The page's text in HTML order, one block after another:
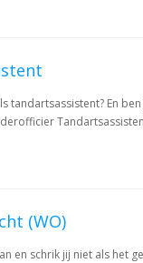
tandartsassistent? En
(WO)
en schrik jij niet als het